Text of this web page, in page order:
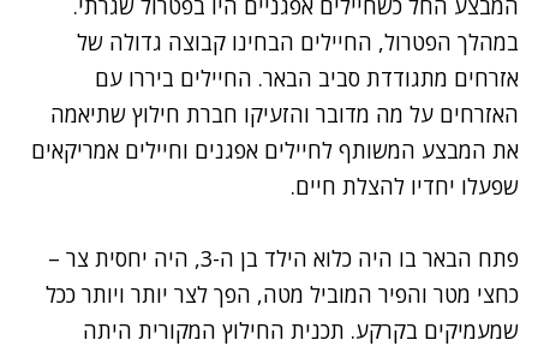
המבצע החל כשחיילים אפגניים היו בפטרול שגרתי.
במהלך הפטרול, החיילים הבחינו קבוצה גדולה של
אזרחים מתגודדת סביב הבאר. החיילים ביררו עם
האזרחים על מה מדובר והזעיקו חברת חילוץ שתיאמה
את המבצע המשותף לחיילים אפגנים וחיילים אמריקאים
שפעלו יחדיו להצלת חיים.
פתח הבאר בו היה כלוא הילד בן ה-3, היה יחסית צר –
כחצי מטר והפיר המוביל מטה, הפך לצר יותר ויותר ככל
שמעמיקים בקרקע. תכנית החילוץ המקורית היתה